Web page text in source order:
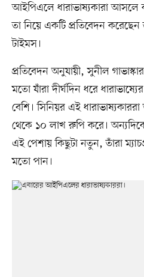
আইপিএলে ধারাভাষ্যকারা
তা নিয়ে একটি প্রতিবেদন করেছেন
টাইমস।
প্রতিবেদন অনুযায়ী, সুনীল
মতো যাঁরা দীর্ঘদিন ধরে
বেশি। সিনিয়র এই
থেকে ১০ লাখ রুপি করে।
এই পেশায় কিছুটা নতুন, তাঁরা
মতো পান।